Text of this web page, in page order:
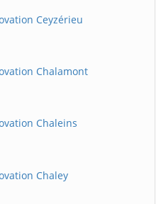
Ceyzérieu
Chalamont
Chaleins
Chaley